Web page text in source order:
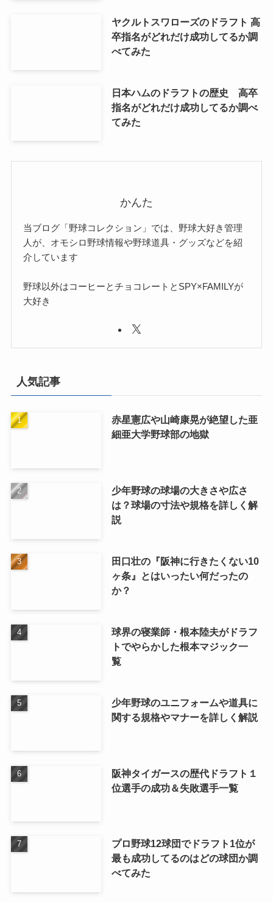
ヤクルトスワローズのドラフト 高
卒指名がどれだけ成功してるか調
べてみた
日本ハムのドラフトの歴史 高卒
指名がどれだけ成功してるか調べ
てみた
かんた
当ブログ「野球コレクション」では、野球大好き管理
人が、オモシロ野球情報や野球道具・グッズなどを紹
介しています
野球以外はコーヒーとチョコレートとSPY×FAMILYが
大好き
人気記事
赤星憲広や山崎康晃が絶望した亜
細亜大学野球部の地獄
少年野球の球場の大きさや広さ
は？球場の寸法や規格を詳しく解
説
田口壮の『阪神に行きたくない10
ヶ条』とはいったい何だったの
か？
球界の寝業師・根本陸夫がドラフ
トでやらかした根本マジック一
覧
少年野球のユニフォームや道具に
関する規格やマナーを詳しく解説
阪神タイガースの歴代ドラフト１
位選手の成功＆失敗選手一覧
プロ野球12球団でドラフト1位が
最も成功してるのはどの球団か調
べてみた